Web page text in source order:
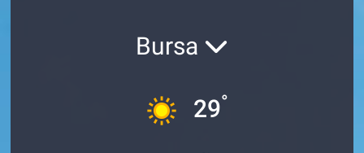
Bursa
29°